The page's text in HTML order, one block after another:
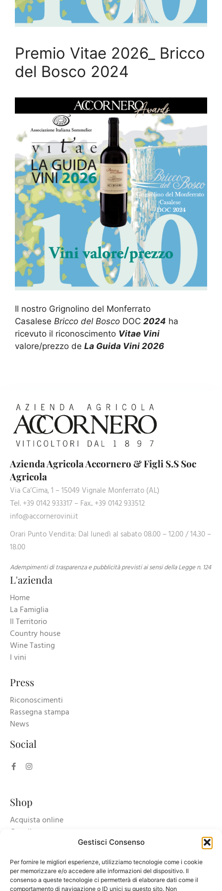
Gestisci Consenso
Per fornire le migliori esperienze, utilizziamo tecnologie come i cookie
per memorizzare e/o accedere alle informazioni del dispositivo. Il
consenso a queste tecnologie ci permetterà di elaborare dati come il
comportamento di navigazione o ID unici su questo sito. Non
Premio Vitae 2026_ Bricco
del Bosco 2024
Il nostro Grignolino del Monferrato
Casalese Bricco del Bosco DOC 2024 ha
ricevuto il riconoscimento Vitae Vini
valore/prezzo de La Guida Vini 2026
Azienda Agricola Accornero & Figli S.S Soc
Agricola
Via Ca’Cima, 1 – 15049 Vignale Monferrato (AL)
Теl. +39 0142 933317 – Fax.. +39 0142 933512
info@accornerovini.it
Orari Punto Vendita: Dal lunedì al sabato 08.00 – 12.00 / 14.30 –
18.00
Adempimenti di trasparenza e pubblicità previsti ai sensi della Legge n. 124
L'azienda
Home
La Famiglia
Il Territorio
Country house
Wine Tasting
I vini
Press
Riconoscimenti
Rassegna stampa
News
Social
Shop
Acquista online
Carrello